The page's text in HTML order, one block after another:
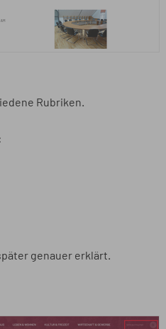
Rubriken.
genauer erklärt.